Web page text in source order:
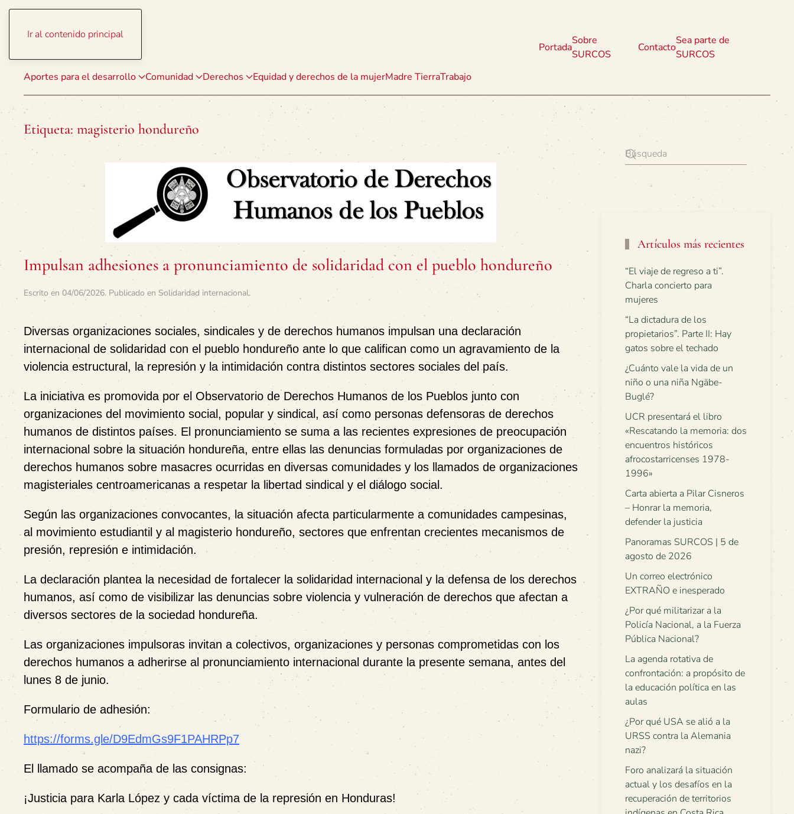
Ir al contenido principal
Aportes para el desarrollo Comunidad Derechos Equidad y derechos de la mujerMadre TierraTrabajo
Portada
Sobre
SURCOS
Contacto
Sea parte de
SURCOS
Etiqueta: magisterio hondureño
Impulsan adhesiones a pronunciamiento de solidaridad con el pueblo hondureño
Escrito en 04/06/2026. Publicado en Solidaridad internacional.
Diversas organizaciones sociales, sindicales y de derechos humanos impulsan una declaración
internacional de solidaridad con el pueblo hondureño ante lo que califican como un agravamiento de la
violencia estructural, la represión y la intimidación contra distintos sectores sociales del país.
La iniciativa es promovida por el Observatorio de Derechos Humanos de los Pueblos junto con
organizaciones del movimiento social, popular y sindical, así como personas defensoras de derechos
humanos de distintos países. El pronunciamiento se suma a las recientes expresiones de preocupación
internacional sobre la situación hondureña, entre ellas las denuncias formuladas por organizaciones de
derechos humanos sobre masacres ocurridas en diversas comunidades y los llamados de organizaciones
magisteriales centroamericanas a respetar la libertad sindical y el diálogo social.
Según las organizaciones convocantes, la situación afecta particularmente a comunidades campesinas,
al movimiento estudiantil y al magisterio hondureño, sectores que enfrentan crecientes mecanismos de
presión, represión e intimidación.
La declaración plantea la necesidad de fortalecer la solidaridad internacional y la defensa de los derechos
humanos, así como de visibilizar las denuncias sobre violencia y vulneración de derechos que afectan a
diversos sectores de la sociedad hondureña.
Las organizaciones impulsoras invitan a colectivos, organizaciones y personas comprometidas con los
derechos humanos a adherirse al pronunciamiento internacional durante la presente semana, antes del
lunes 8 de junio.
Formulario de adhesión:
https://forms.gle/D9EdmGs9F1PAHRPp7
El llamado se acompaña de las consignas:
¡Justicia para Karla López y cada víctima de la represión en Honduras!
Artículos más recientes
“El viaje de regreso a ti”.
Charla concierto para
mujeres
“La dictadura de los
propietarios”. Parte II: Hay
gatos sobre el techado
¿Cuánto vale la vida de un
niño o una niña Ngäbe-
Buglé?
UCR presentará el libro
«Rescatando la memoria: dos
encuentros históricos
afrocostarricenses 1978-
1996»
Carta abierta a Pilar Cisneros
– Honrar la memoria,
defender la justicia
Panoramas SURCOS | 5 de
agosto de 2026
Un correo electrónico
EXTRAÑO e inesperado
¿Por qué militarizar a la
Policía Nacional, a la Fuerza
Pública Nacional?
La agenda rotativa de
confrontación: a propósito de
la educación política en las
aulas
¿Por qué USA se alió a la
URSS contra la Alemania
nazi?
Foro analizará la situación
actual y los desafíos en la
recuperación de territorios